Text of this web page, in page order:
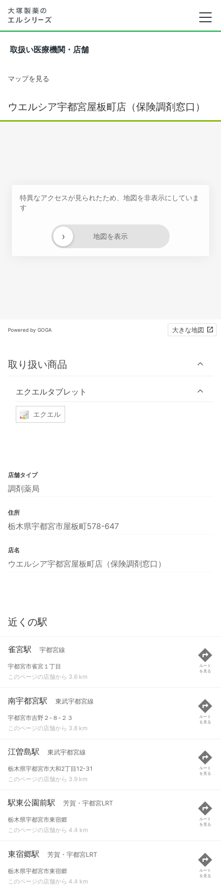
取扱い医療機関・店舗
マップを見る
ウエルシア宇都宮屋板町店（保険調剤窓口）
特異なアクセスが見られたため、地図を非表示にしていま
す
地図を表示
›
Powered by GOGA 大きな地図
取り扱い商品
エクエルタブレット
エクエル
店舗タイプ
調剤薬局
住所
栃木県宇都宮市屋板町578-647
店名
ウエルシア宇都宮屋板町店（保険調剤窓口）
近くの駅
雀宮駅 宇都宮線
宇都宮市雀宮１丁目
このページの店舗から 3.6 km
ルート
を見る
南宇都宮駅 東武宇都宮線
宇都宮市吉野２-８-２３
このページの店舗から 3.8 km
ルート
を見る
江曽島駅 東武宇都宮線
栃木県宇都宮市大和2丁目12-31
このページの店舗から 3.9 km
ルート
を見る
駅東公園前駅 芳賀・宇都宮LRT
栃木県宇都宮市東宿郷
このページの店舗から 4.4 km
ルート
を見る
東宿郷駅 芳賀・宇都宮LRT
栃木県宇都宮市東宿郷
このページの店舗から 4.4 km
ルート
を見る